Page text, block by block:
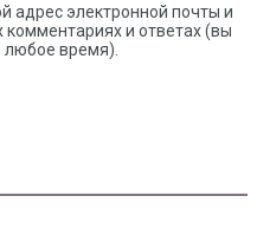
адрес электронной почты и
и ответах (вы
любое время).